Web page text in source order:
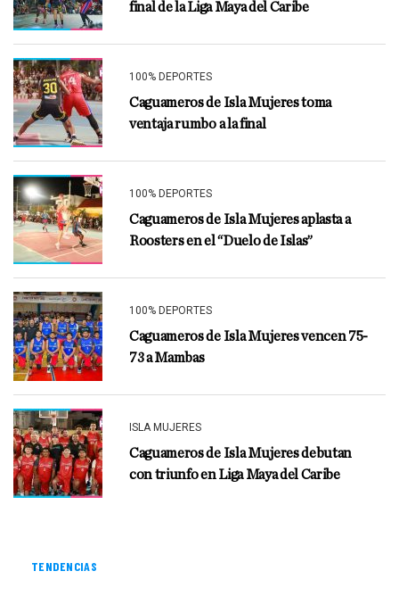
final de la Liga Maya del Caribe
100% DEPORTES
Caguameros de Isla Mujeres toma
ventaja rumbo a la final
100% DEPORTES
Caguameros de Isla Mujeres aplasta a
Roosters en el “Duelo de Islas”
100% DEPORTES
Caguameros de Isla Mujeres vencen 75-
73 a Mambas
ISLA MUJERES
Caguameros de Isla Mujeres debutan
con triunfo en Liga Maya del Caribe
TENDENCIAS